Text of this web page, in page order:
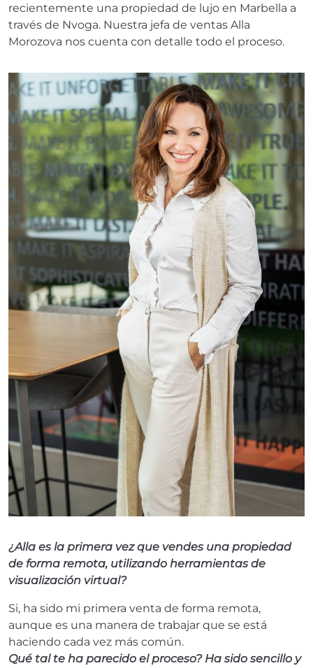
recientemente una propiedad de lujo en Marbella a
través de Nvoga. Nuestra jefa de ventas Alla
Morozova nos cuenta con detalle todo el proceso.
¿Alla es la primera vez que vendes una propiedad
de forma remota, utilizando herramientas de
visualización virtual?
Si, ha sido mi primera venta de forma remota,
aunque es una manera de trabajar que se está
haciendo cada vez más común.
Qué tal te ha parecido el proceso? Ha sido sencillo y